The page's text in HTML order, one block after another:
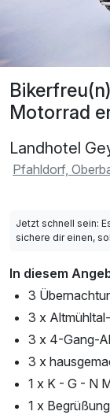
Motorrad
Landhotel
Pfahldorf,
Jetzt schnell sein:
sichere dir einen,
In diesem
3
3 x
3 x 4-Gang-
3 x
1 x K - G - N
1 x